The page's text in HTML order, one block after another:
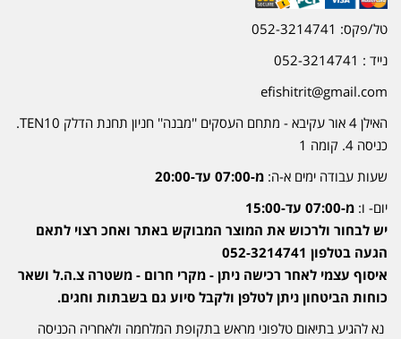
טל/פקס: 052-3214741
נייד : 052-3214741
efishitrit@gmail.com
האילן 4 אור עקיבא - מתחם העסקים ''מבנה'' חניון תחנת הדלק TEN10.
כניסה 4. קומה 1
שעות עבודה ימים א-ה: מ-07:00 עד-20:00
יום- ו: מ-07:00 עד-15:00
יש לבחור ולרכוש את המוצר המבוקש באתר ואחכ רצוי לתאם
הגעה בטלפון 052-3214741
איסוף עצמי לאחר רכישה ניתן - מקרי חרום - משטרה צ.ה.ל ושאר
כוחות הביטחון ניתן לטלפן ולקבל סיוע גם בשבתות וחגים.
נא להגיע בתיאום טלפוני מראש בתקופת המלחמה ולאחריה הכניסה